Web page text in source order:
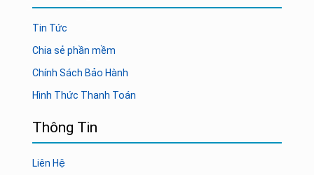
Tin Tức
Chia sẻ phần mềm
Chính Sách Bảo Hành
Hình Thức Thanh Toán
Thông Tin
Liên Hệ